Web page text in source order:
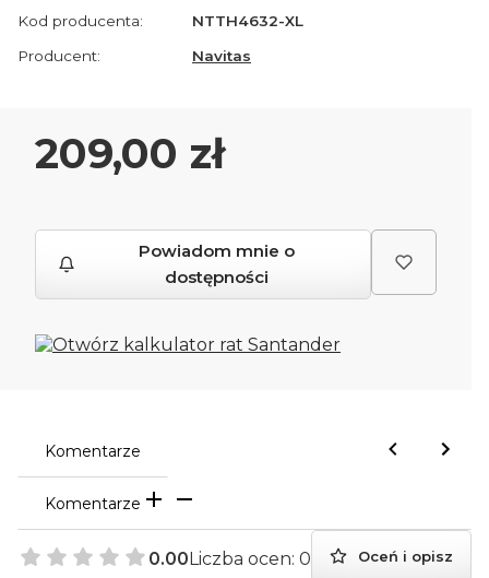
Kod producenta:
NTTH4632-XL
Producent:
Navitas
Cena
209,00 zł
Powiadom mnie o
dostępności
Komentarze
Komentarze
0.00 Liczba ocen: 0 Oceń i opisz